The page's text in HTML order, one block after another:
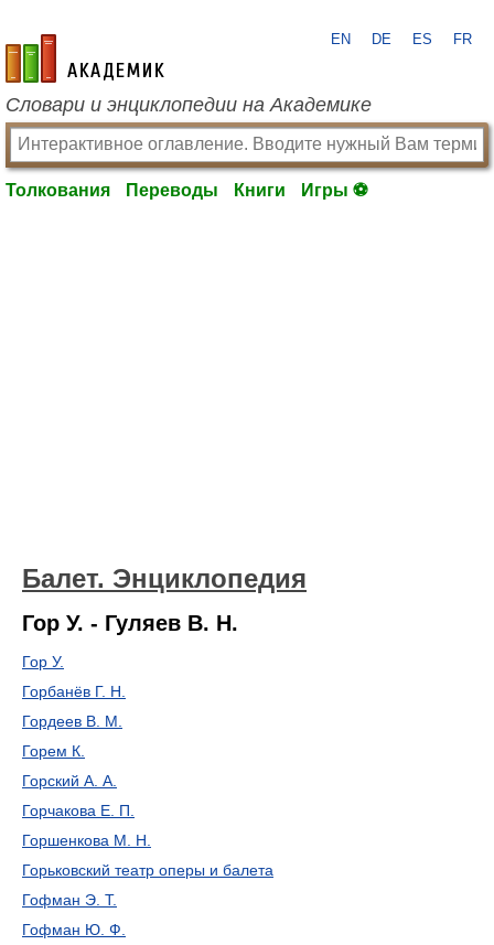
academic.ru
EN DE ES FR
Словари и энциклопедии на Академике
Толкования Переводы Книги Игры ⚽
Балет. Энциклопедия
Гор У. - Гуляев В. Н.
Гор У.
Горбанёв Г. Н.
Гордеев В. М.
Горем К.
Горский А. А.
Горчакова Е. П.
Горшенкова М. Н.
Горьковский театр оперы и балета
Гофман Э. Т.
Гофман Ю. Ф.